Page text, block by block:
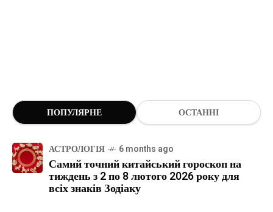
ПОПУЛЯРНЕ ОСТАННІ
АСТРОЛОГІЯ 6 months ago
Самий точний китайський гороскоп на
тиждень з 2 по 8 лютого 2026 року для
всіх знаків Зодіаку